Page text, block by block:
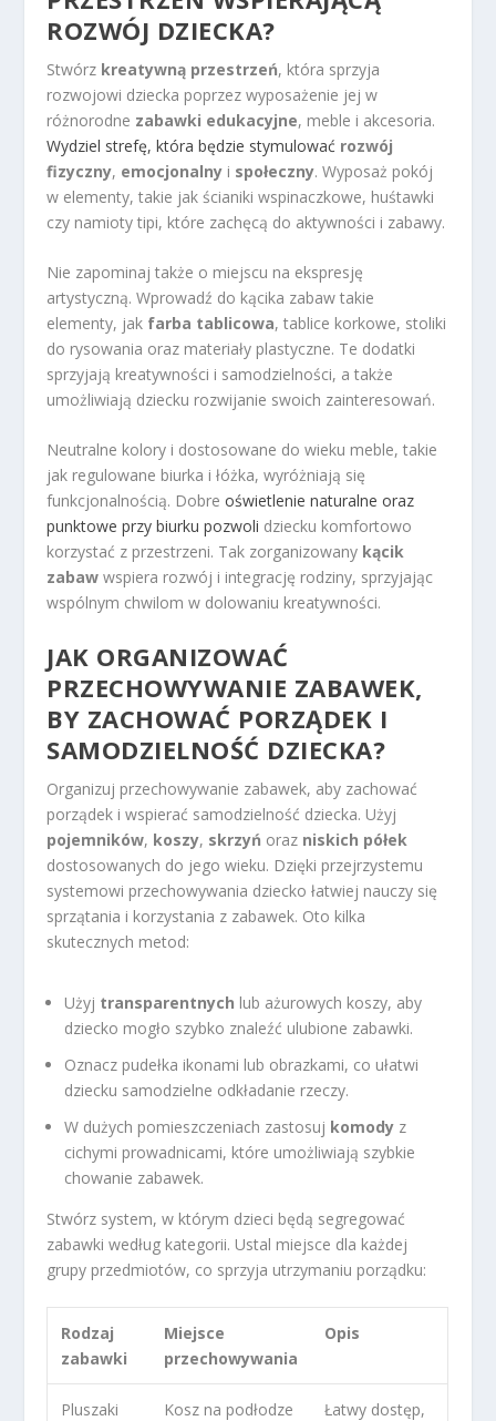
ROZWÓJ DZIECKA?
Stwórz kreatywną przestrzeń, która sprzyja
rozwojowi dziecka poprzez wyposażenie jej w
różnorodne zabawki edukacyjne, meble i akcesoria.
Wydziel strefę, która będzie stymulować rozwój
fizyczny, emocjonalny i społeczny. Wyposaż pokój
w elementy, takie jak ścianiki wspinaczkowe, huśtawki
czy namioty tipi, które zachęcą do aktywności i zabawy.
Nie zapominaj także o miejscu na ekspresję
artystyczną. Wprowadź do kącika zabaw takie
elementy, jak farba tablicowa, tablice korkowe, stoliki
do rysowania oraz materiały plastyczne. Te dodatki
sprzyjają kreatywności i samodzielności, a także
umożliwiają dziecku rozwijanie swoich zainteresowań.
Neutralne kolory i dostosowane do wieku meble, takie
jak regulowane biurka i łóżka, wyróżniają się
funkcjonalnością. Dobreoświetlenie naturalne oraz
punktowe przy biurku pozwoli dziecku komfortowo
korzystać z przestrzeni. Tak zorganizowany kącik
zabaw wspiera rozwój i integrację rodziny, sprzyjając
wspólnym chwilom w dolowaniu kreatywności.
JAK ORGANIZOWAĆ
PRZECHOWYWANIE ZABAWEK,
BY ZACHOWAĆ PORZĄDEK I
SAMODZIELNOŚĆ DZIECKA?
Organizuj przechowywanie zabawek, aby zachować
porządek i wspierać samodzielność dziecka. Użyj
pojemników, koszy, skrzyń oraz niskich półek
dostosowanych do jego wieku. Dzięki przejrzystemu
systemowi przechowywania dziecko łatwiej nauczy się
sprzątania i korzystania z zabawek. Oto kilka
skutecznych metod:
Użyj transparentnych lub ażurowych koszy, aby
dziecko mogło szybko znaleźć ulubione zabawki.
Oznacz pudełka ikonami lub obrazkami, co ułatwi
dziecku samodzielne odkładanie rzeczy.
W dużych pomieszczeniach zastosuj komody z
cichymi prowadnicami, które umożliwiają szybkie
chowanie zabawek.
Stwórz system, w którym dzieci będą segregować
zabawki według kategorii. Ustal miejsce dla każdej
grupy przedmiotów, co sprzyja utrzymaniu porządku:
Rodzaj
zabawki
Miejsce
przechowywania
Opis
Pluszaki Kosz na podłodze
Łatwy dostęp,